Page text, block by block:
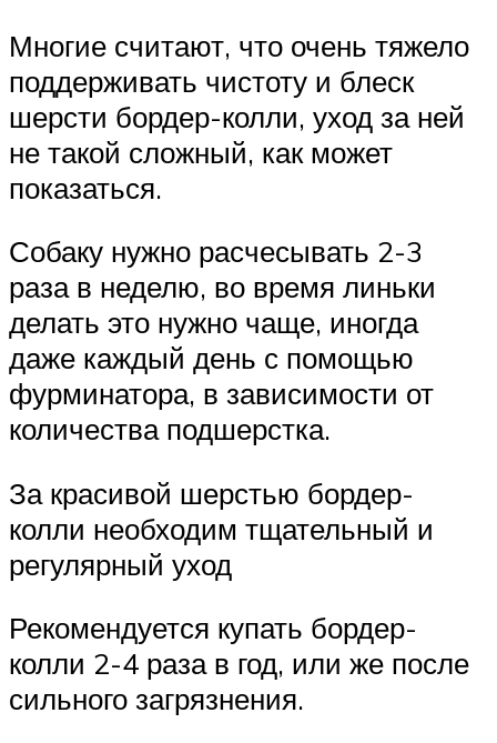
Многие считают, что очень тяжело
поддерживать чистоту и блеск
шерсти бордер-колли, уход за ней
не такой сложный, как может
показаться.
Собаку нужно расчесывать 2-3
раза в неделю, во время линьки
делать это нужно чаще, иногда
даже каждый день с помощью
фурминатора, в зависимости от
количества подшерстка.
За красивой шерстью бордер-
колли необходим тщательный и
регулярный уход
Рекомендуется купать бордер-
колли 2-4 раза в год, или же после
сильного загрязнения.